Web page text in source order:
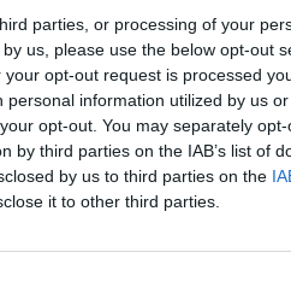
parties, or processing of your
us, please use the below opt-out
opt-out request is processed
information utilized by us
opt-out. You may separately
by third parties on the IAB’s list of
by us to third parties on the
it to other third parties.
In